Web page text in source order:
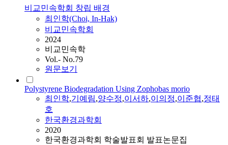
비교민속학회 창립 배경
최인학(Choi, In-Hak)
비교민속학회
2024
비교민속학
Vol.- No.79
원문보기
Polystyrene Biodegradation Using Zophobas morio
최인학,기예림,양수정,이서하,이의정,이준협,정태
호
한국환경과학회
2020
한국환경과학회 학술발표회 발표논문집